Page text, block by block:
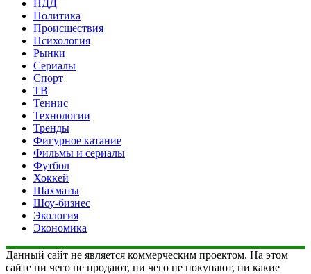
ПДД
Политика
Происшествия
Психология
Рынки
Сериалы
Спорт
ТВ
Теннис
Технологии
Тренды
Фигурное катание
Фильмы и сериалы
Футбол
Хоккей
Шахматы
Шоу-бизнес
Экология
Экономика
Данный сайт не является коммерческим проектом. На этом
сайте ни чего не продают, ни чего не покупают, ни какие